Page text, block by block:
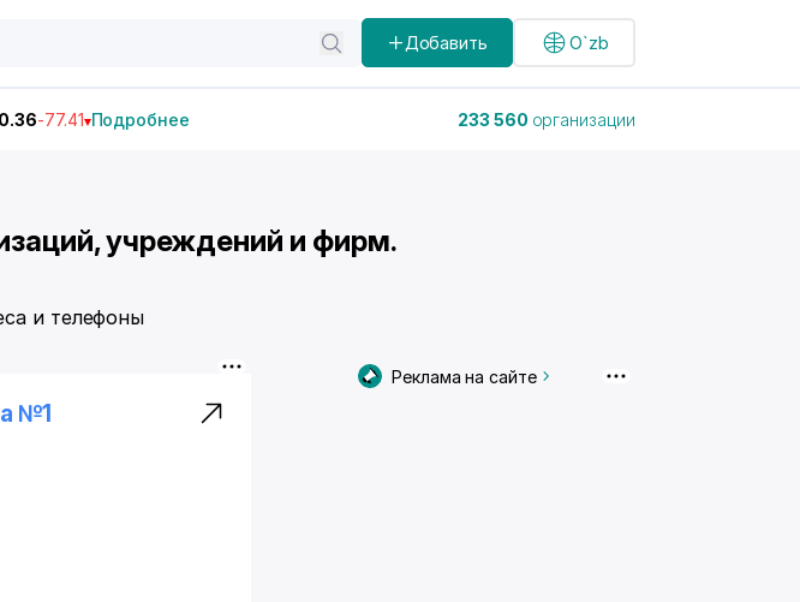
Добавить O`zb
-77.41 Подробнее 233 560 организации
учреждений и фирм.
и телефоны
№1
Реклама на сайте